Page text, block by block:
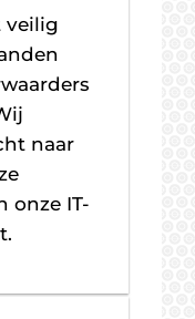
veilig
naar
onze IT-